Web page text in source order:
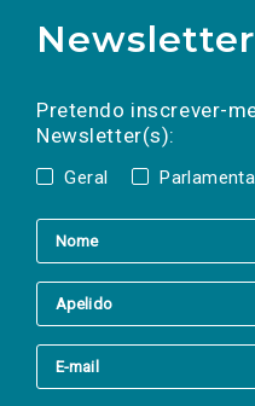
Newsletter
Pretendo inscrever-
Newsletter(s):
Geral
a(s) newsletter(s).
mail